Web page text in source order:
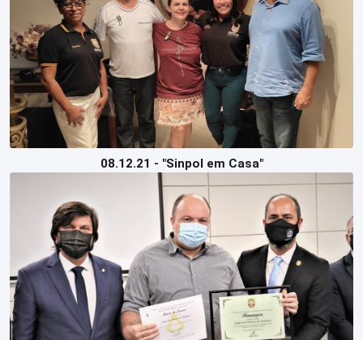
08.12.21 - "Sinpol em Casa"